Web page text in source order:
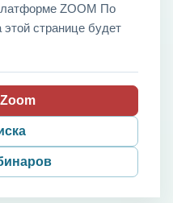
ZOOM По
этой странице будет